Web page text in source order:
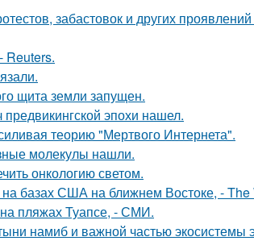
забастовок и других
Reuters.
щита земли запущен.
эпохи нашел.
теорию "Мертвого Интернета".
молекулы нашли.
онкологию светом.
базах США на ближнем Востоке, - The
пляжах Туапсе, - СМИ.
намиб и важной частью экосистемы